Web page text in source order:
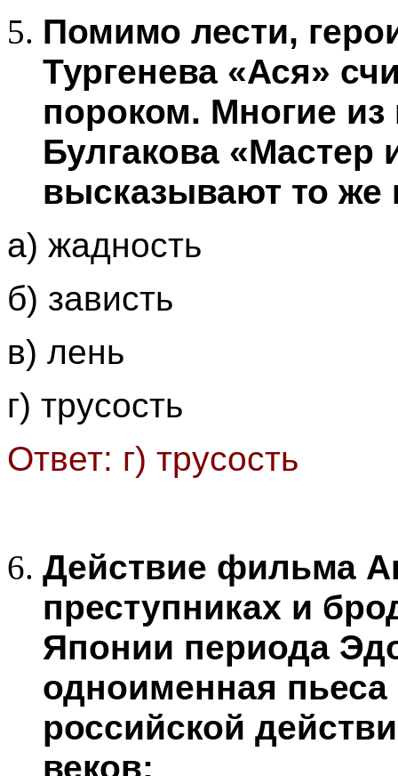
Помимо лести,
Тургенева «Ася»
пороком. Многие
Булгакова «Мастер
высказывают то же
а) жадность
б) зависть
в) лень
г) трусость
Ответ: г) трусость
Действие фильма
преступниках и
Японии периода
одноименная
российской
веков: